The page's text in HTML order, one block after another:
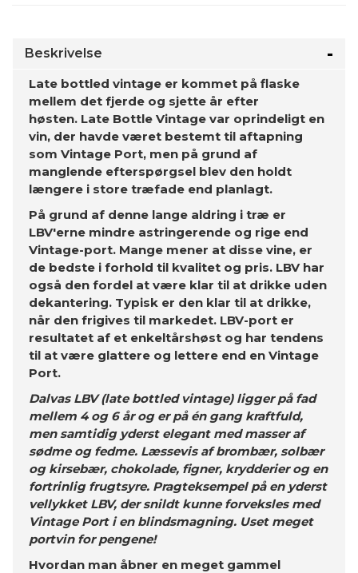
Beskrivelse
Late bottled vintage er kommet på flaske
mellem det fjerde og sjette år efter
høsten. Late Bottle Vintage var oprindeligt en
vin, der havde været bestemt til aftapning
som Vintage Port, men på grund af
manglende efterspørgsel blev den holdt
længere i store træfade end planlagt.
På grund af denne lange aldring i træ er
LBV'erne mindre astringerende og rige end
Vintage-port. Mange mener at disse vine, er
de bedste i forhold til kvalitet og pris. LBV har
også den fordel at være klar til at drikke uden
dekantering. Typisk er den klar til at drikke,
når den frigives til markedet. LBV-port er
resultatet af et enkeltårshøst og har tendens
til at være glattere og lettere end en Vintage
Port.
Dalvas LBV (late bottled vintage) ligger på fad
mellem 4 og 6 år og er på én gang kraftfuld,
men samtidig yderst elegant med masser af
sødme og fedme. Læssevis af brombær, solbær
og kirsebær, chokolade, figner, krydderier og en
fortrinlig frugtsyre. Pragteksempel på en yderst
vellykket LBV, der snildt kunne forveksles med
Vintage Port i en blindsmagning. Uset meget
portvin for pengene!
Hvordan man åbner en meget gammel